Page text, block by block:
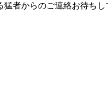
者からのご連絡お待ちし